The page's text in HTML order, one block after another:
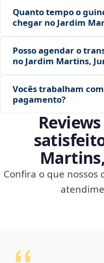
Quanto tempo o
chegar no Jardim
Posso agendar o
no Jardim Martins,
Vocês trabalham
pagamento?
Confira o que nossos